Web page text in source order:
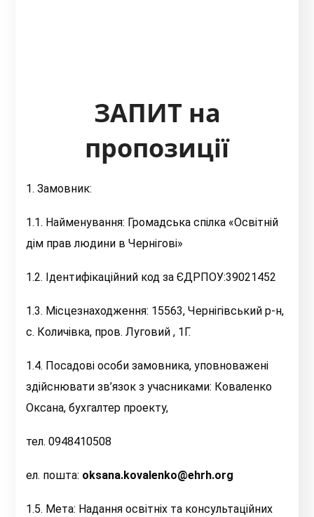
ЗАПИТ на
пропозиції
1. Замовник:
1.1. Найменування: Громадська спілка «Освітній
дім прав людини в Чернігові»
1.2. Ідентифікаційний код за ЄДРПОУ:39021452
1.3. Місцезнаходження: 15563, Чернігівський р-н,
с. Количівка, пров. Луговий , 1Г.
1.4. Посадові особи замовника, уповноважені
здійснювати зв’язок з учасниками: Коваленко
Оксана, бухгалтер проекту,
тел. 0948410508
ел. пошта: oksana.kovalenko@ehrh.org
1.5. Мета: Надання освітніх та консультаційних